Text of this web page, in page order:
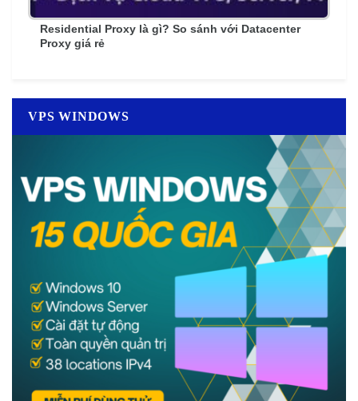
Residential Proxy là gì? So sánh với Datacenter
Proxy giá rẻ
VPS WINDOWS